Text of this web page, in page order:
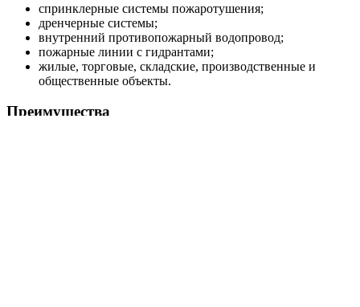
спринклерные системы пожаротушения;
дренчерные системы;
внутренний противопожарный водопровод;
пожарные линии с гидрантами;
жилые, торговые, складские, производственные и
общественные объекты.
Преимущества